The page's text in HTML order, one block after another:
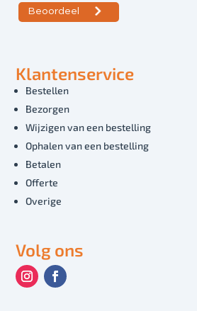
Klantenservice
Bestellen
Bezorgen
Wijzigen van een bestelling
Ophalen van een bestelling
Betalen
Offerte
Overige
Volg ons